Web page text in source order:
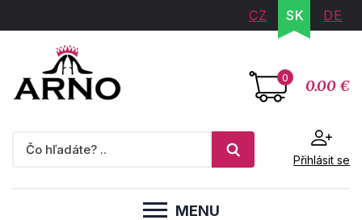
CZ SK DE
0 0.00 €
Přihlásit se
MENU